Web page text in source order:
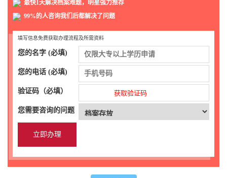
最快1天解决档案难题，明星强力推荐
99%的人咨询我们后都解决了问题
填写信息免费获取办理流程及所需资料
您的名字 (必填)
您的电话 (必填)
验证码（必填） 获取验证码
您需要咨询的问题